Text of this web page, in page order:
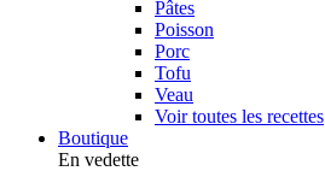
Pâtes
Poisson
Porc
Tofu
Veau
Voir toutes les recettes
Boutique
En vedette